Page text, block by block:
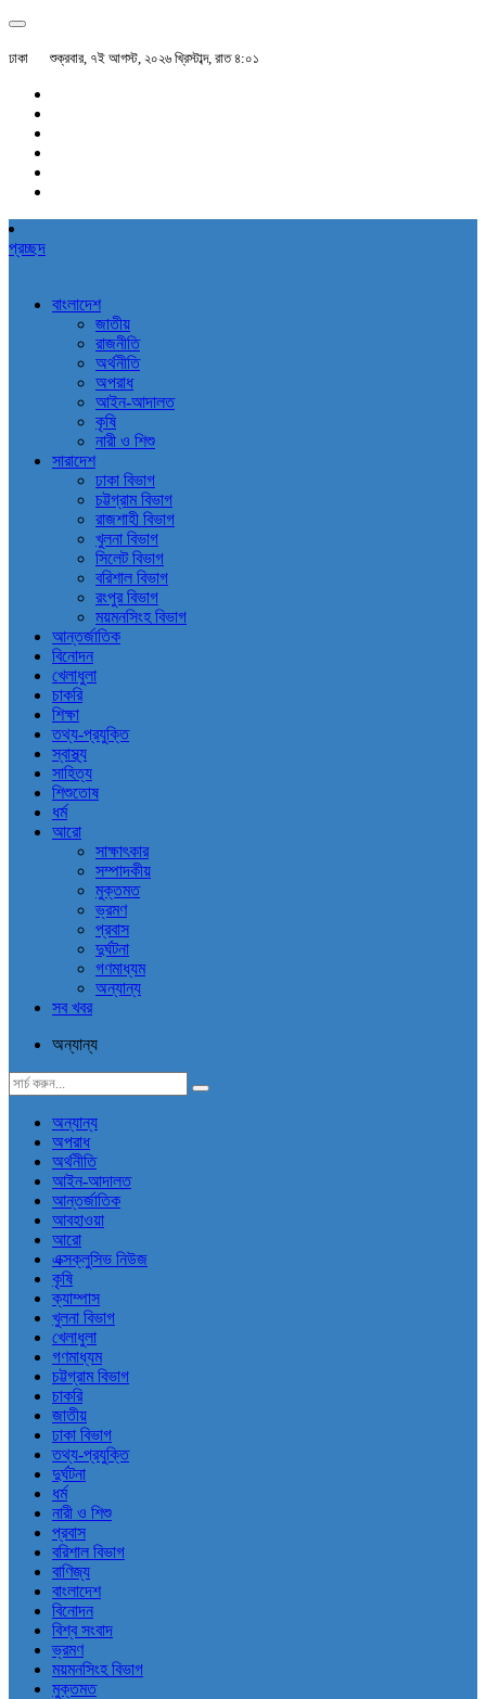
ঢাকা শুক্রবার, ৭ই আগস্ট, ২০২৬ খ্রিস্টাব্দ, রাত ৪:০১
প্রচ্ছদ
বাংলাদেশ
জাতীয়
রাজনীতি
অর্থনীতি
অপরাধ
আইন-আদালত
কৃষি
নারী ও শিশু
সারাদেশ
ঢাকা বিভাগ
চট্টগ্রাম বিভাগ
রাজশাহী বিভাগ
খুলনা বিভাগ
সিলেট বিভাগ
বরিশাল বিভাগ
রংপুর বিভাগ
ময়মনসিংহ বিভাগ
আন্তর্জাতিক
বিনোদন
খেলাধুলা
চাকরি
শিক্ষা
তথ্য-প্রযুক্তি
স্বাস্থ্য
সাহিত্য
শিশুতোষ
ধর্ম
আরো
সাক্ষাৎকার
সম্পাদকীয়
মুক্তমত
ভ্রমণ
প্রবাস
দুর্ঘটনা
গণমাধ্যম
অন্যান্য
সব খবর
অন্যান্য
অন্যান্য
অপরাধ
অর্থনীতি
আইন-আদালত
আন্তর্জাতিক
আবহাওয়া
আরো
এক্সক্লুসিভ নিউজ
কৃষি
ক্যাম্পাস
খুলনা বিভাগ
খেলাধুলা
গণমাধ্যম
চট্টগ্রাম বিভাগ
চাকরি
জাতীয়
ঢাকা বিভাগ
তথ্য-প্রযুক্তি
দুর্ঘটনা
ধর্ম
নারী ও শিশু
প্রবাস
বরিশাল বিভাগ
বাণিজ্য
বাংলাদেশ
বিনোদন
বিশ্ব সংবাদ
ভ্রমণ
ময়মনসিংহ বিভাগ
মুক্তমত